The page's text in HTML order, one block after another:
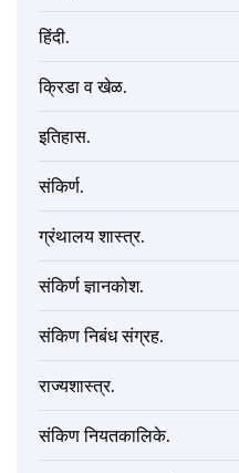
हिंदी.
क्रिडा व खेळ.
इतिहास.
संकिर्ण.
ग्रंथालय शास्त्र.
संकिर्ण ज्ञानकोश.
संकिण निबंध संग्रह.
राज्यशास्त्र.
संकिण नियतकालिके.